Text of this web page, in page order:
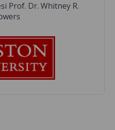
Prof. Dr. Whitney R.